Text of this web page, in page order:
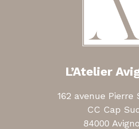
L’Atelier
162 avenue Pierre
CC Cap
84000